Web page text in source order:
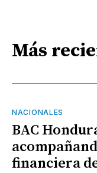
Más
NACIONALES
BAC
financiera